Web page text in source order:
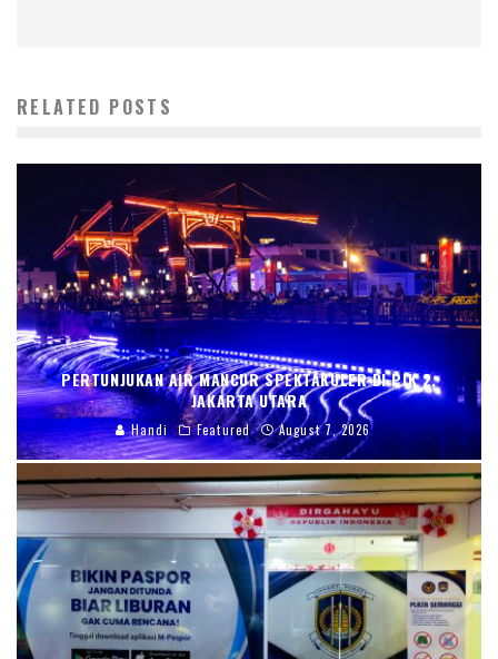
RELATED POSTS
PERTUNJUKAN AIR MANCUR SPEKTAKULER DI PIK 2,
JAKARTA UTARA
Handi Featured August 7, 2026